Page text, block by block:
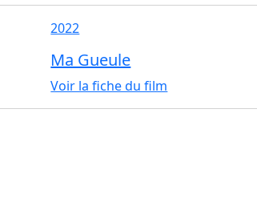
2022
Ma Gueule
Voir la fiche du film